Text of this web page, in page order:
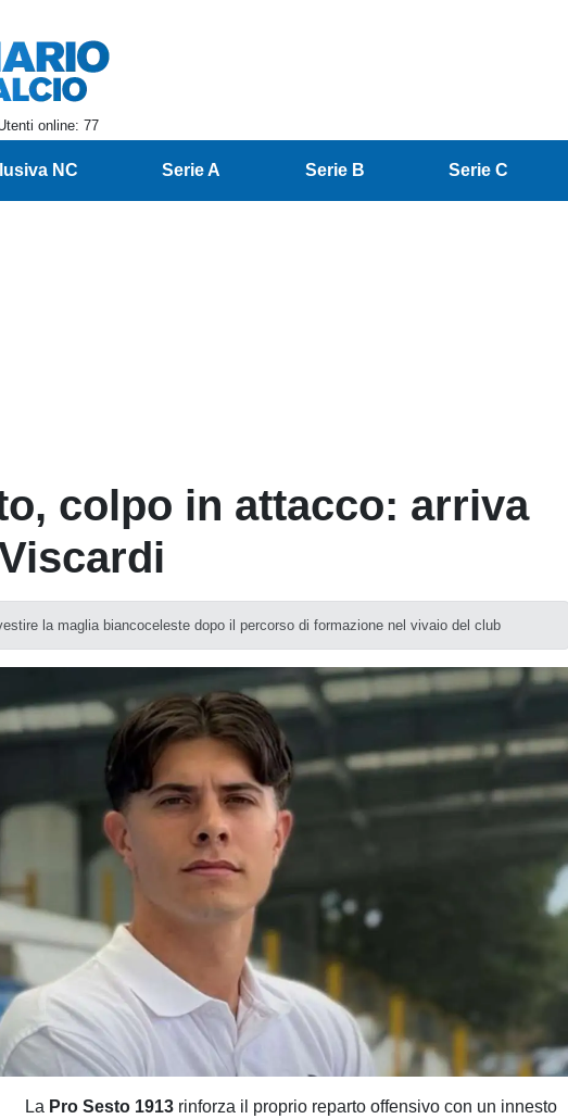
online: 77
NC Serie A Serie B Serie C
colpo in attacco: arriva
la maglia biancoceleste dopo il percorso di formazione nel vivaio del club
La Pro Sesto 1913 rinforza il proprio reparto offensivo con un innesto